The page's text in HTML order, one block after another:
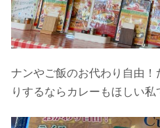
ナンやご飯のお代わり自由
りするならカレーもほしい